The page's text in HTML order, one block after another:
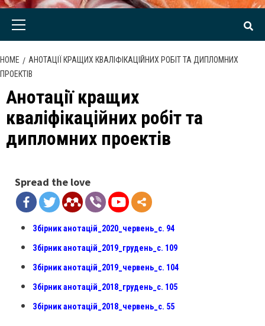
HOME
АНОТАЦІЇ КРАЩИХ КВАЛІФІКАЦІЙНИХ РОБІТ ТА ДИПЛОМНИХ
ПРОЕКТІВ
Анотації кращих
кваліфікаційних робіт та
дипломних проектів
Spread the love
Збірник анотацій_2020_червень_с. 94
Збірник анотацій_2019_грудень_с. 109
Збірник анотацій_2019_червень_с. 104
Збірник анотацій_2018_грудень_с. 105
Збірник анотацій_2018_червень_с. 55